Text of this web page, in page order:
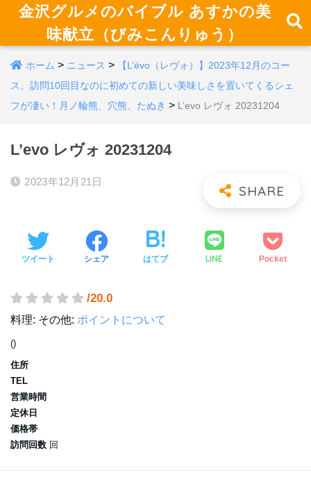
金沢グルメのバイブル あすかの美
味献立（びみこんりゅう）
ホーム > ニュース >
【L’évo（レヴォ）】2023年12月のコー
ス。訪問10回目なのに初めての新しい美味しさを置いてくるシェ
フが凄い！月ノ輪熊、穴熊、たぬき > L’evo レヴォ 20231204
L’evo レヴォ 20231204
2023年12月21日
ツイート シェア はてブ LINE Pocket
/20.0
料理: その他: ポイントについて
()
住所
TEL
営業時間
定休日
価格帯
訪問回数 回